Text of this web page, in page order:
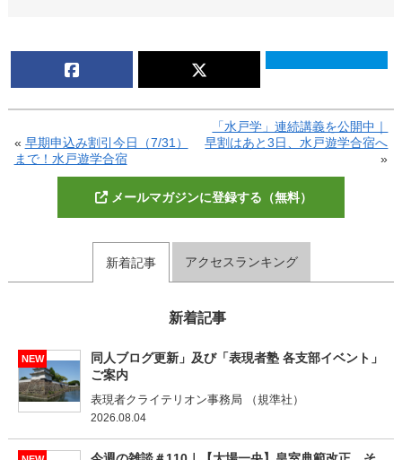
« 早期申込み割引今日（7/31）
まで！水戸遊学合宿
「水戸学」連続講義を公開中｜
早割はあと3日、水戸遊学合宿へ
»
メールマガジンに登録する（無料）
新着記事 アクセスランキング
新着記事
NEW
同人ブログ更新」及び「表現者塾 各支部イベント」
ご案内
表現者クライテリオン事務局 （規準社）
2026.08.04